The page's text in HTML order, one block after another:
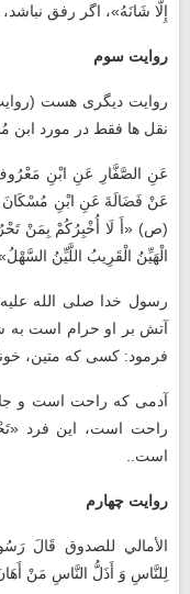
إِلَّا شَانَهُ»، اگر رفق
روایت سوم
روایت دیگری هست
نقل ‌ها فقط در مورد ابن
عَنِ الصَّفَّارِ عَنِ ابْنِ
عَنْ فَضَالَةَ عَنِ ابْنِ مُسْكَانَ
(ص)‏ «أَ لَا أُخْبِرُكُمْ بِمَنْ
الْهَيِّنُ الْقَرِيبُ اللَّيِّنُ
رسول خدا صلی الله
آتش بر او حرام است به
فرمود: کسى که متین،
آدمی که راحت است و
راحت است، این فرد
است..
روایت چهارم
الأمالي للصدوق قَالَ
لِلنَّاسِ وَ أَذَلُّ النَّاسِ مَنْ